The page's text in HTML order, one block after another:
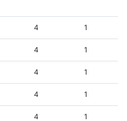
4 1
4 1
4 1
4 1
4 1